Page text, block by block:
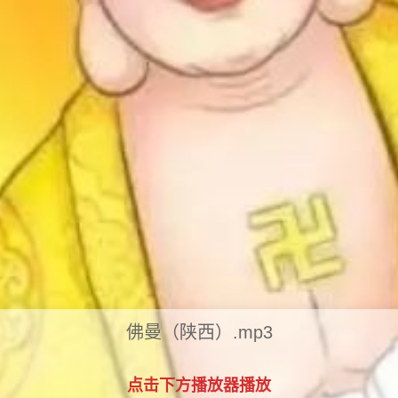
佛曼（陕西）.mp3
点击下方播放器播放